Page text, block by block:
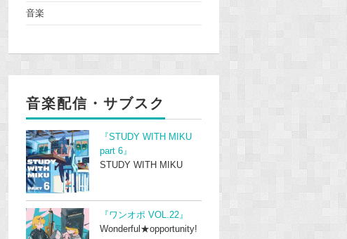
音楽
音楽配信・サブスク
『STUDY WITH MIKU
part 6』
STUDY WITH MIKU
『ワンオポ VOL.22』
Wonderful★opportunity!